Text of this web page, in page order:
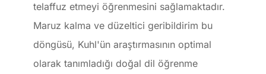
telaffuz etmeyi öğrenmesini sağlamaktadır.
Maruz kalma ve düzeltici geribildirim bu
döngüsü, Kuhl'ün araştırmasının optimal
olarak tanımladığı doğal dil öğrenme